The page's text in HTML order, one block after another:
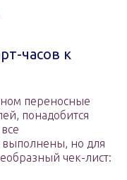
часов к
переносные
понадобится
выполнены, но для
чек-лист: